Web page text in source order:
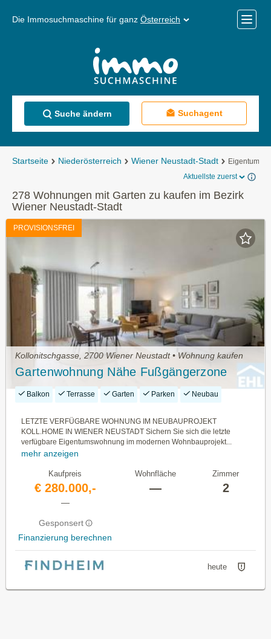
Die Immosuchmaschine für ganz Österreich
Menü
Suche ändern Suchagent
Startseite Niederösterreich Wiener Neustadt-Stadt
Aktuellste zuerst
278 Wohnungen mit Garten zu kaufen im Bezirk
Wiener Neustadt-Stadt
PROVISIONSFREI
Kollonitschgasse, 2700 Wiener Neustadt • Wohnung kaufen
Gartenwohnung Nähe Fußgängerzone
Balkon Terrasse Garten Parken Neubau
LETZTE VERFÜGBARE WOHNUNG IM NEUBAUPROJEKT
KOLL.HOME IN WIENER NEUSTADT Sichern Sie sich die letzte
verfügbare Eigentumswohnung im modernen Wohnbauprojekt...
mehr anzeigen
Kaufpreis
€ 280.000,-
—
Gesponsert
Finanzierung berechnen
Wohnfläche
—
Zimmer
2
heute